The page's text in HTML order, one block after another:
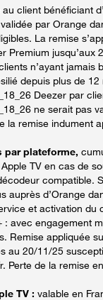
client bénéficiant
par Orange
La remise
Premium jusqu’aux
n’ayant jamais
depuis plus de
Deezer par
ne serait pas
la remise indument
par plateforme,
TV en cas de
compatible.
auprès d’Orange
et activation du
: avec engagement
Remise appliquée
au 20/11/25
Perte de la remise
TV : valable en